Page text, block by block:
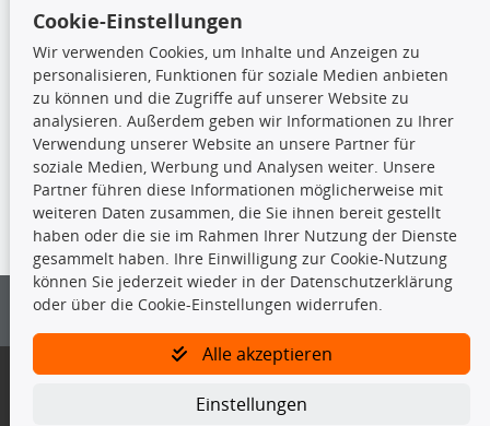
Stoßdämpfer
TecDoc Inside
Die hier angezeigten Daten insbesondere die gesamte Datenbank dürfen
nicht kopiert werden.
Es ist zu unterlassen, die Daten oder die gesamte Datenbank ohne
vorherige Zustimmung von TecDoc zu vervielfältigen, zu verbreiten
und/oder diese Handlungen durch Dritte ausführen zu lassen. Ein
Bitte prüfen Sie, ob das über unseren Onlineshop identifizierte Ersatzteil
Gegebenenfalls sind ergänzende Informationen notwendig, um
Cookie-Einstellungen
Wir verwenden Cookies, um Inhalte und Anzeigen zu
personalisieren, Funktionen für soziale Medien anbieten
zu können und die Zugriffe auf unserer Website zu
analysieren. Außerdem geben wir Informationen zu Ihrer
Verwendung unserer Website an unsere Partner für
soziale Medien, Werbung und Analysen weiter. Unsere
Partner führen diese Informationen möglicherweise mit
weiteren Daten zusammen, die Sie ihnen bereit gestellt
haben oder die sie im Rahmen Ihrer Nutzung der Dienste
gesammelt haben. Ihre Einwilligung zur Cookie-Nutzung
können Sie jederzeit wieder in der Datenschutzerklärung
oder über die Cookie-Einstellungen widerrufen.
Alle akzeptieren
Einstellungen